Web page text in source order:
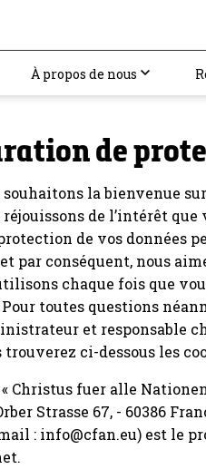
À propos de nous
de
souhaitons la bienvenue
réjouissons de l’intérêt
de vos données
par conséquent, nous
chaque fois que
toutes questions
et responsable
trouverez ci-dessous les
Christus fuer alle
Strasse 67, - 60386
: info@cfan.eu) est le